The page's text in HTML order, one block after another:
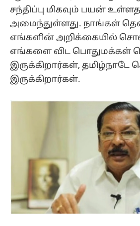
சந்திப்பு மிகவும் பயன்
அமைந்துள்ளது. நாங்கள்
எங்களின் அறிக்கையில்
எங்களை விட பொதுமக்கள்
இருக்கிறார்கள், தமிழ்நாடே
இருக்கிறார்கள்.